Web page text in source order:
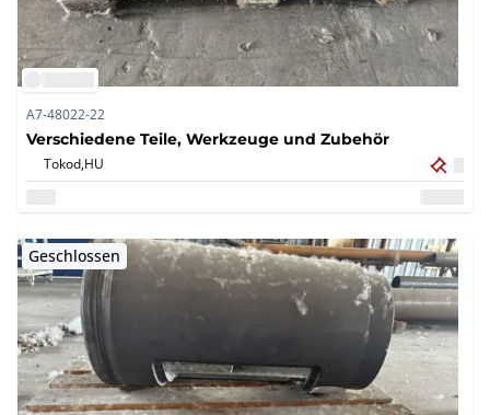
A7-48022-22
Verschiedene Teile, Werkzeuge und Zubehör
Tokod,HU
Geschlossen